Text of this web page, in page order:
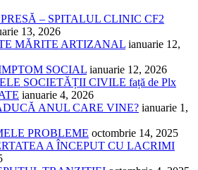
– SPITALUL CLINIC CF2
13, 2026
MĂRITE ARTIZANAL ianuarie 12,
SOCIAL ianuarie 12, 2026
SOCIETĂȚII CIVILE față de Plx
ianuarie 4, 2026
ANUL CARE VINE? ianuarie 1,
PROBLEME octombrie 14, 2025
A ÎNCEPUT CU LACRIMI